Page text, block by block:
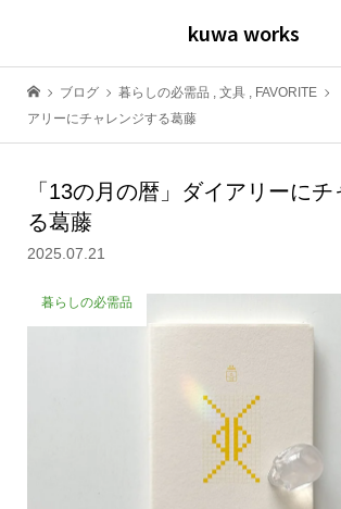
kuwa works
ブログ 暮らしの必需品 , 文具 , FAVORITE
アリーにチャレンジする葛藤
「13の月の暦」ダイアリーに
る葛藤
2025.07.21
暮らしの必需品